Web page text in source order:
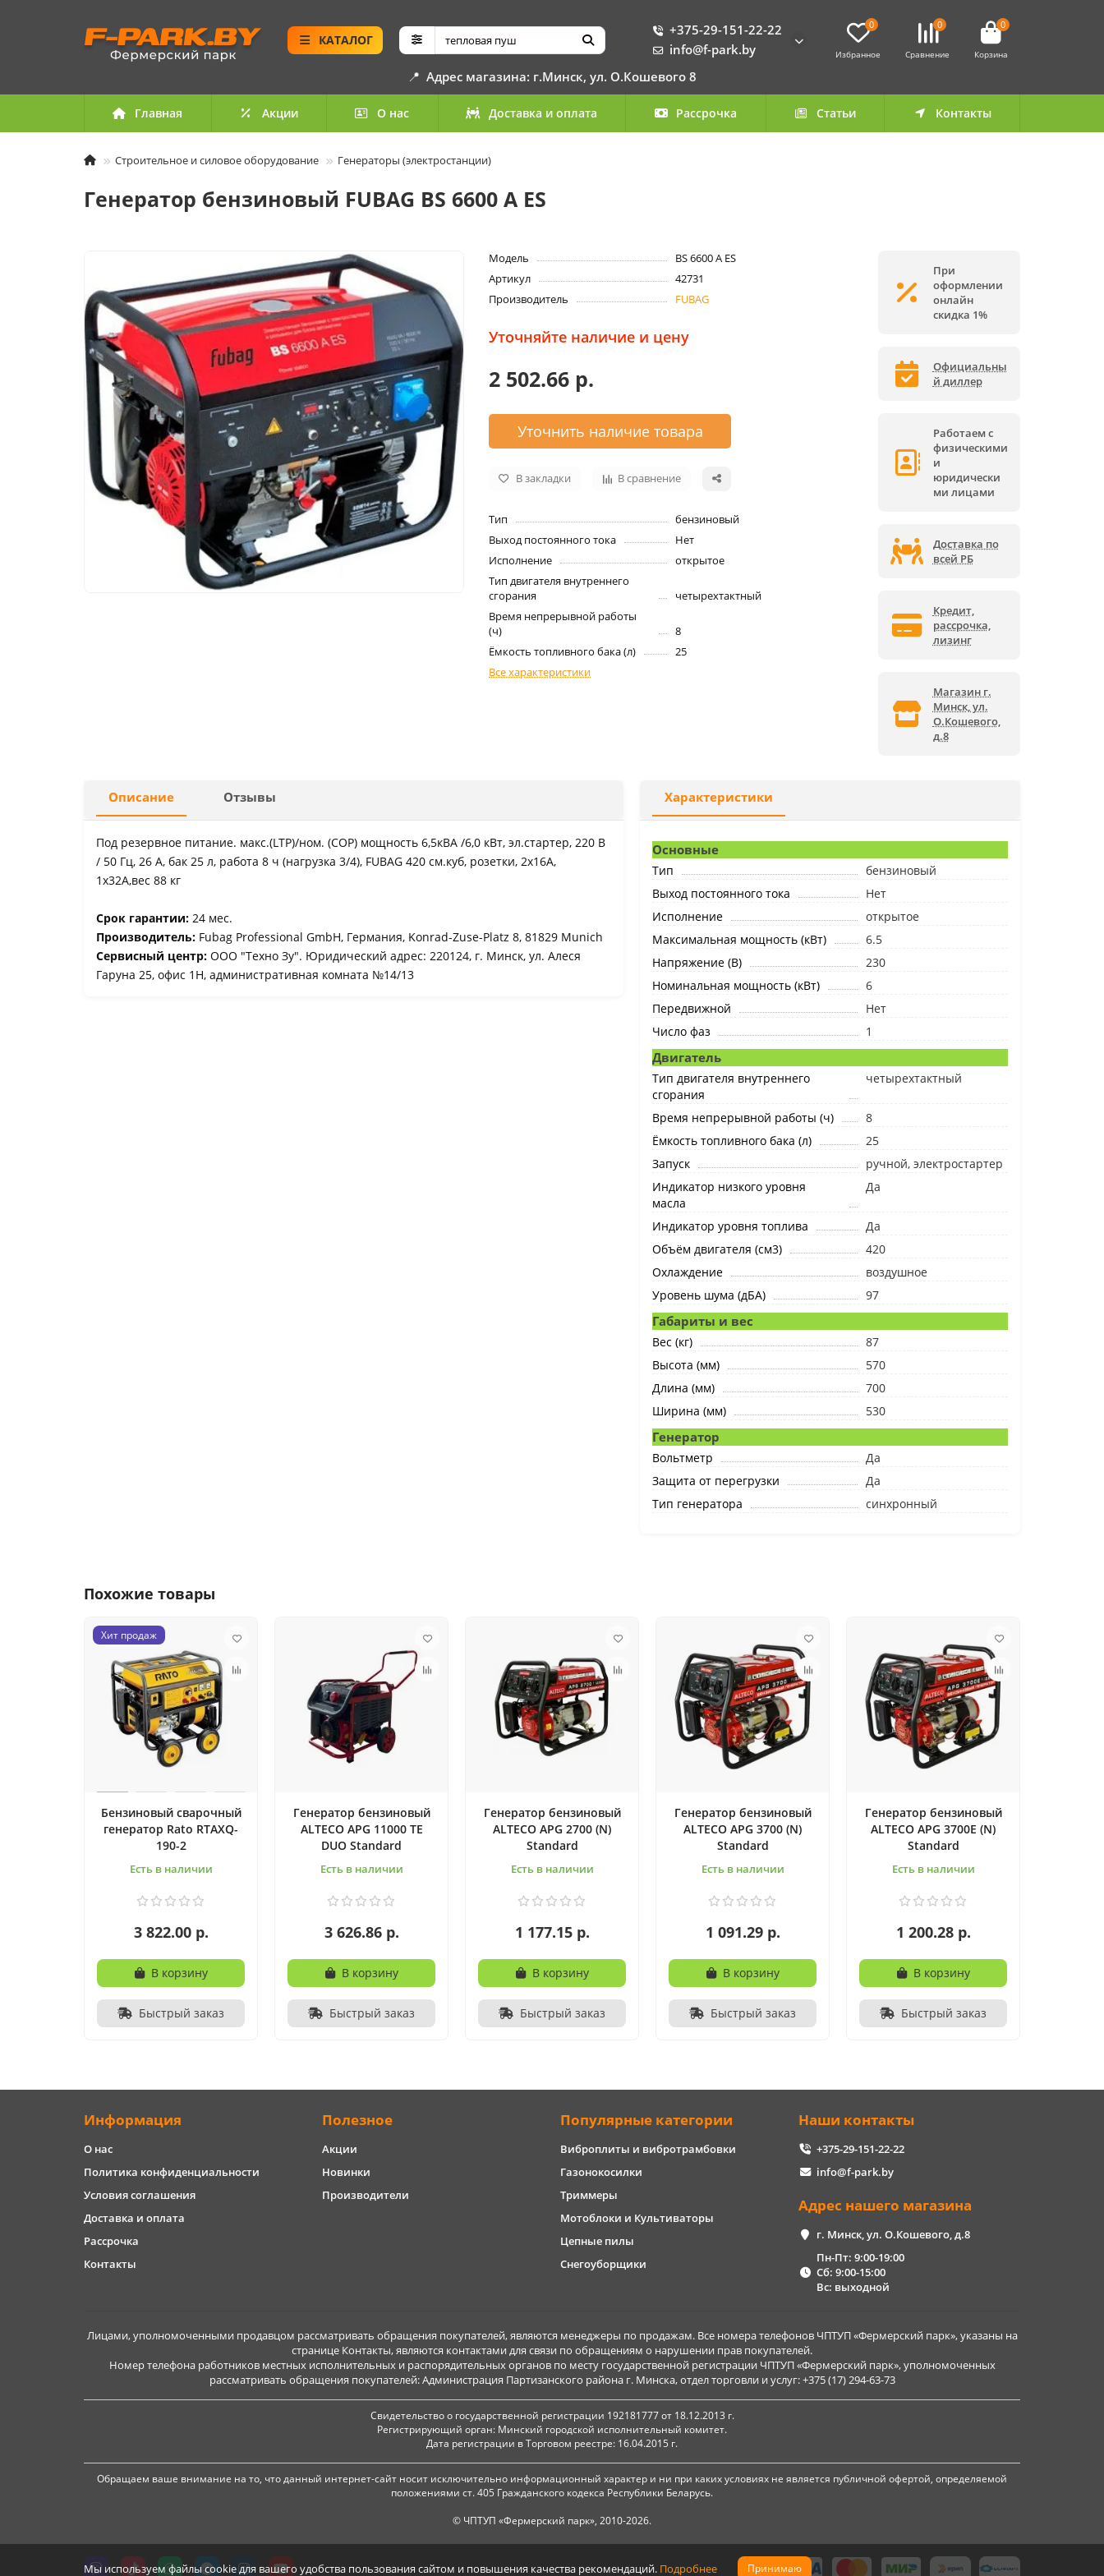
КАТАЛОГ
+375-29-151-22-22
info@f-park.by
0
Избранное
0
Сравнение
0
Корзина
📍 Адрес магазина: г.Минск, ул. О.Кошевого 8
Главная Акции О нас Доставка и оплата Рассрочка Статьи Контакты
Строительное и силовое оборудование Генераторы (электростанции)
Генератор бензиновый FUBAG BS 6600 A ES
Модель
BS 6600 A ES
Артикул
42731
Производитель
FUBAG
Уточняйте наличие и цену
2 502.66 р.
Уточнить наличие товара
В закладки В сравнение
Тип
бензиновый
Выход постоянного тока
Нет
Исполнение
открытое
Тип двигателя внутреннего
сгорания
четырехтактный
Время непрерывной работы
(ч)
8
Ёмкость топливного бака (л)
25
Все характеристики
При
оформлении
онлайн
скидка 1%
Официальны
й диллер
Работаем с
физическими
и
юридически
ми лицами
Доставка по
всей РБ
Кредит,
рассрочка,
лизинг
Магазин г.
Минск, ул.
О.Кошевого,
д.8
Описание Отзывы
Под резервное питание. макс.(LTP)/ном. (COP) мощность 6,5кВА /6,0 кВт, эл.стартер, 220 В
/ 50 Гц, 26 А, бак 25 л, работа 8 ч (нагрузка 3/4), FUBAG 420 см.куб, розетки, 2х16А,
1х32А,вес 88 кг
Срок гарантии: 24 мес.
Производитель: Fubag Professional GmbH, Германия, Konrad-Zuse-Platz 8, 81829 Munich
Сервисный центр: ООО "Техно Зу". Юридический адрес: 220124, г. Минск, ул. Алеся
Гаруна 25, офис 1Н, административная комната №14/13
Характеристики
Основные
Тип
бензиновый
Выход постоянного тока
Нет
Исполнение
открытое
Максимальная мощность (кВт)
6.5
Напряжение (В)
230
Номинальная мощность (кВт)
6
Передвижной
Нет
Число фаз
1
Двигатель
Тип двигателя внутреннего
сгорания
четырехтактный
Время непрерывной работы (ч)
8
Ёмкость топливного бака (л)
25
Запуск
ручной, электростартер
Индикатор низкого уровня
масла
Да
Индикатор уровня топлива
Да
Объём двигателя (см3)
420
Охлаждение
воздушное
Уровень шума (дБА)
97
Габариты и вес
Вес (кг)
87
Высота (мм)
570
Длина (мм)
700
Ширина (мм)
530
Генератор
Вольтметр
Да
Защита от перегрузки
Да
Тип генератора
синхронный
Похожие товары
Хит продаж
Бензиновый сварочный
генератор Rato RTAXQ-
190-2
Есть в наличии
3 822.00 р.
В корзину
Быстрый заказ
Генератор бензиновый
ALTECO APG 11000 TE
DUO Standard
Есть в наличии
3 626.86 р.
В корзину
Быстрый заказ
Генератор бензиновый
ALTECO APG 2700 (N)
Standard
Есть в наличии
1 177.15 р.
В корзину
Быстрый заказ
Генератор бензиновый
ALTECO APG 3700 (N)
Standard
Есть в наличии
1 091.29 р.
В корзину
Быстрый заказ
Генератор бензиновый
ALTECO APG 3700E (N)
Standard
Есть в наличии
1 200.28 р.
В корзину
Быстрый заказ
Мы используем файлы cookie для вашего удобства пользования сайтом и повышения качества рекомендаций. Подробнее Принимаю
Информация
О нас
Политика конфиденциальности
Условия соглашения
Доставка и оплата
Рассрочка
Контакты
Полезное
Акции
Новинки
Производители
Популярные категории
Виброплиты и вибротрамбовки
Газонокосилки
Триммеры
Мотоблоки и Культиваторы
Цепные пилы
Снегоуборщики
Наши контакты
+375-29-151-22-22
info@f-park.by
Адрес нашего магазина
г. Минск, ул. О.Кошевого, д.8
Пн-Пт: 9:00-19:00
Сб: 9:00-15:00
Вс: выходной
Лицами, уполномоченными продавцом рассматривать обращения покупателей, являются менеджеры по продажам. Все номера телефонов ЧПТУП «Фермерский парк», указаны на
странице Контакты, являются контактами для связи по обращениям о нарушении прав покупателей.
Номер телефона работников местных исполнительных и распорядительных органов по месту государственной регистрации ЧПТУП «Фермерский парк», уполномоченных
рассматривать обращения покупателей: Администрация Партизанского района г. Минска, отдел торговли и услуг: +375 (17) 294-63-73
Свидетельство о государственной регистрации 192181777 от 18.12.2013 г.
Регистрирующий орган: Минский городской исполнительный комитет.
Дата регистрации в Торговом реестре: 16.04.2015 г.
Обращаем ваше внимание на то, что данный интернет-сайт носит исключительно информационный характер и ни при каких условиях не является публичной офертой, определяемой
положениями ст. 405 Гражданского кодекса Республики Беларусь.
© ЧПТУП «Фермерский парк», 2010-2026.